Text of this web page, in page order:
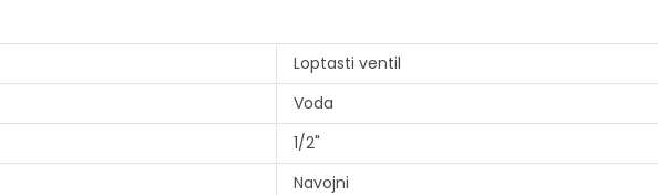
Loptasti ventil
Voda
1/2"
Navojni